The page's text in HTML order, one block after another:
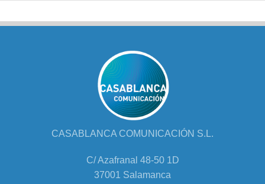
CASABLANCA COMUNICACIÓN S.L.
C/ Azafranal 48-50 1D
37001 Salamanca